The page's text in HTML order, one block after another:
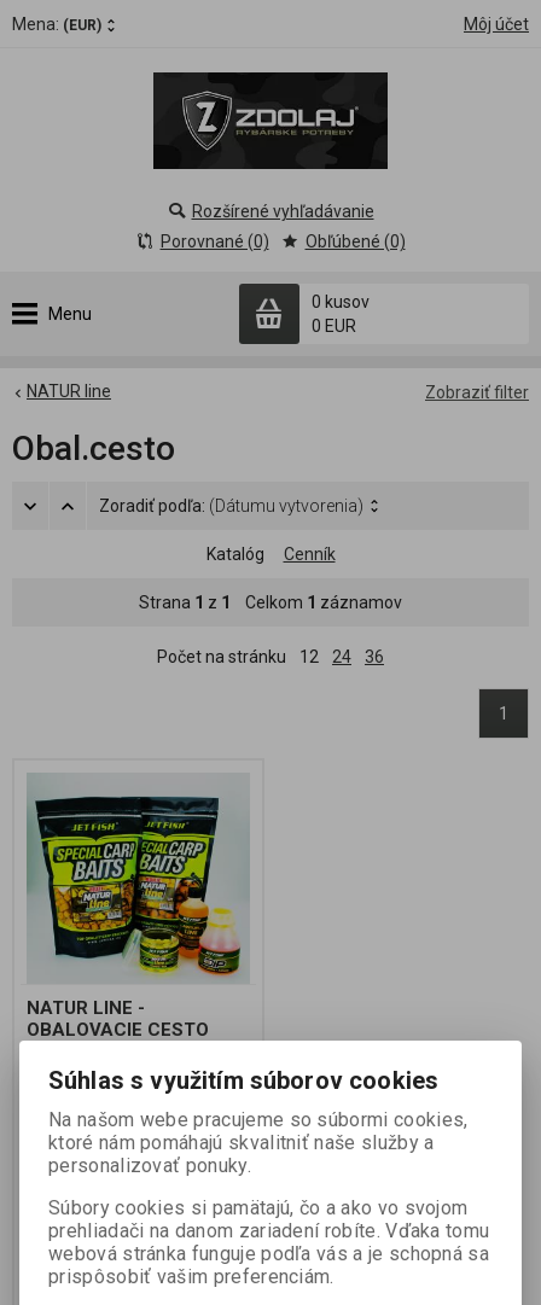
Mena: (EUR) Môj účet
Menu
0 kusov
0 EUR
Rozšírené vyhľadávanie
Porovnané (0)
Obľúbené (0)
Zobraziť filter
NATUR line
Obal.cesto
Zoradiť podľa: (Dátumu vytvorenia)
Katalóg Cenník
Strana 1 z 1 Celkom 1 záznamov
Počet na stránku 12 24 36
1
NATUR LINE -
OBALOVACIE CESTO
Výrobca: JET FISH
Katalógové číslo: 000307
Záruka (mesiacov):
Termín dodania (dni): 7
Hmotnosť balenia: 0,25 kg
Těsto obsahuje mnoho variant
přírodní i zušlechtěné kukuřice,
například kukuřičnou mouku,
kukuřičný extrakt, drcené
Súhlas s využitím súborov cookies
Na našom webe pracujeme so súbormi cookies,
ktoré nám pomáhajú skvalitniť naše služby a
personalizovať ponuky.
Súbory cookies si pamätajú, čo a ako vo svojom
prehliadači na danom zariadení robíte. Vďaka tomu
webová stránka funguje podľa vás a je schopná sa
prispôsobiť vašim preferenciám.